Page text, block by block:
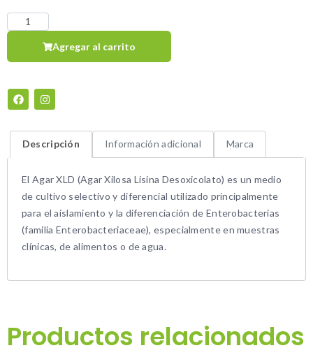
Agregar al carrito
Descripción Información adicional Marca
El Agar XLD (Agar Xilosa Lisina Desoxicolato) es un medio
de cultivo selectivo y diferencial utilizado principalmente
para el aislamiento y la diferenciación de Enterobacterias
(familia Enterobacteriaceae), especialmente en muestras
clínicas, de alimentos o de agua.
Productos relacionados